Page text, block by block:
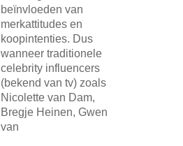
beïnvloeden van
merkattitudes en
koopintenties. Dus
wanneer traditionele
celebrity influencers
(bekend van tv) zoals
Nicolette van Dam,
Bregje Heinen, Gwen
van